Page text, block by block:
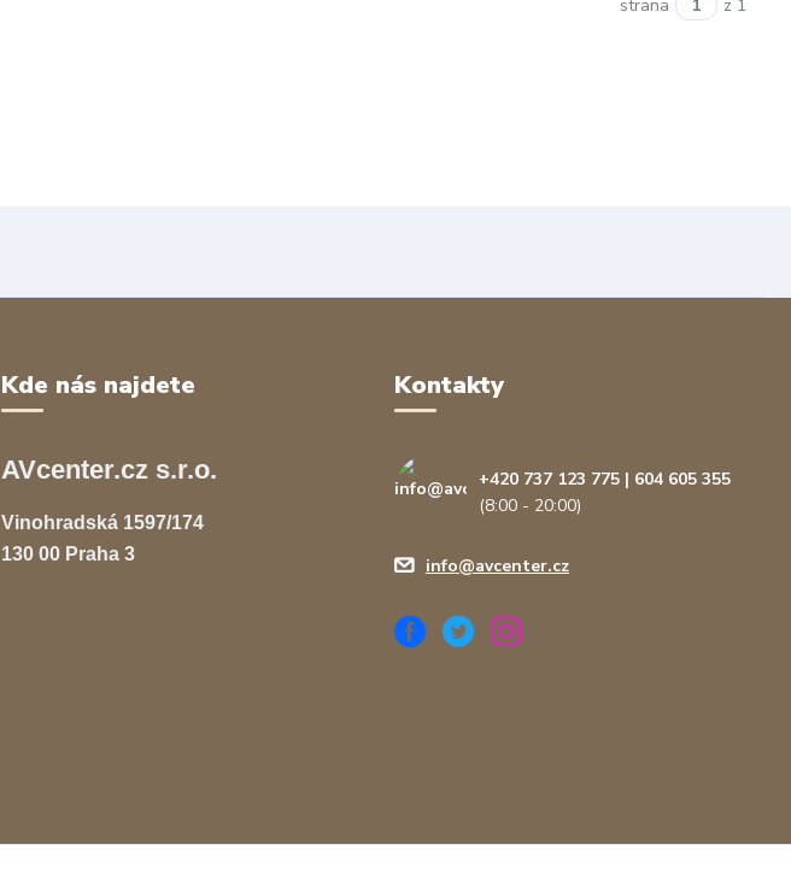
strana z 1
Kde nás najdete
AVcenter.cz s.r.o.
Vinohradská 1597/174
130 00 Praha 3
Kontakty
+420 737 123 775 | 604 605 355
(8:00 - 20:00)
info@avcenter.cz